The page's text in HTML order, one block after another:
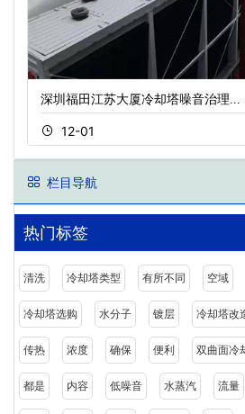
深圳福田江苏大厦冷却塔噪音治理…
12-01
栏目导航
热门标签
清洗 冷却塔类型 有所不同 空域
冷却塔选购 水分子 镀层 冷却塔改
传热 浓度 确保 便利 双曲面冷
都是 内容 低噪音 水蒸汽 流量